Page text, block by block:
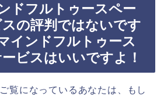
ドフルトゥースペー
の評判ではないです
インドフルトゥース
ビスはいいですよ！
覧になっているあなたは、もし